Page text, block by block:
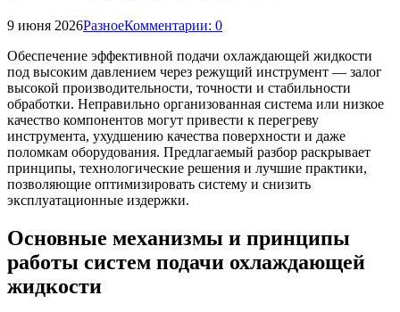
9 июня 2026РазноеКомментарии: 0
Обеспечение эффективной подачи охлаждающей жидкости
под высоким давлением через режущий инструмент — залог
высокой производительности, точности и стабильности
обработки. Неправильно организованная система или низкое
качество компонентов могут привести к перегреву
инструмента, ухудшению качества поверхности и даже
поломкам оборудования. Предлагаемый разбор раскрывает
принципы, технологические решения и лучшие практики,
позволяющие оптимизировать систему и снизить
эксплуатационные издержки.
Основные механизмы и принципы
работы систем подачи охлаждающей
жидкости